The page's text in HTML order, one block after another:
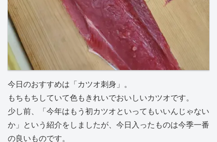
今日のおすすめは「カツオ刺身」。
もちもちしていて色もきれいでおいしいカツオです。
少し前、「今年はもう初カツオといってもいいんじゃない
か」という紹介をしましたが、今日入ったものは今季一番
の良いものです。